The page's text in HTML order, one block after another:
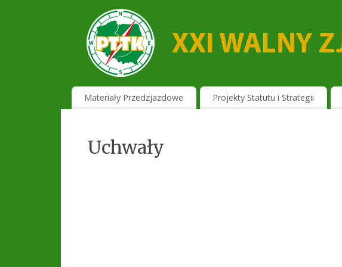
Materiały Przedzjazdowe Projekty Statutu i Strategii
Uchwały